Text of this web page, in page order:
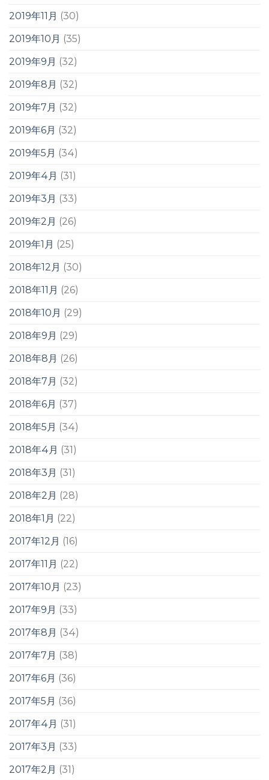
2019年11月 (30)
2019年10月 (35)
2019年9月 (32)
2019年8月 (32)
2019年7月 (32)
2019年6月 (32)
2019年5月 (34)
2019年4月 (31)
2019年3月 (33)
2019年2月 (26)
2019年1月 (25)
2018年12月 (30)
2018年11月 (26)
2018年10月 (29)
2018年9月 (29)
2018年8月 (26)
2018年7月 (32)
2018年6月 (37)
2018年5月 (34)
2018年4月 (31)
2018年3月 (31)
2018年2月 (28)
2018年1月 (22)
2017年12月 (16)
2017年11月 (22)
2017年10月 (23)
2017年9月 (33)
2017年8月 (34)
2017年7月 (38)
2017年6月 (36)
2017年5月 (36)
2017年4月 (31)
2017年3月 (33)
2017年2月 (31)